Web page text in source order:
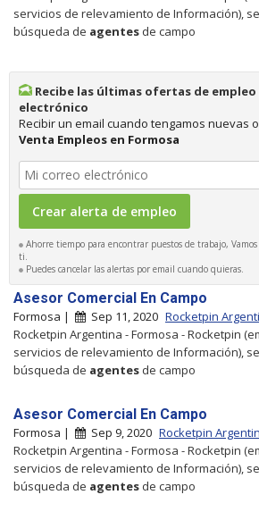
servicios de relevamiento de Información),
búsqueda de agentes de campo
Recibe las últimas ofertas de
electrónico
Recibir un email cuando tengamos nuevas
Venta Empleos en Formosa
Ahorre tiempo para encontrar puestos de trabajo,
ti.
Puedes cancelar las alertas por email cuando quieras.
Asesor Comercial En Campo
Formosa | Sep 11, 2020 Rocketpin
Rocketpin Argentina - Formosa - Rocketpin
servicios de relevamiento de Información),
búsqueda de agentes de campo
Asesor Comercial En Campo
Formosa | Sep 9, 2020 Rocketpin
Rocketpin Argentina - Formosa - Rocketpin
servicios de relevamiento de Información),
búsqueda de agentes de campo